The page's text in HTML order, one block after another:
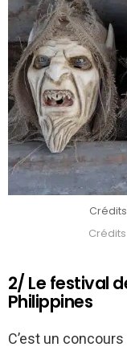
2/ Le festival
Philippines
C’est un